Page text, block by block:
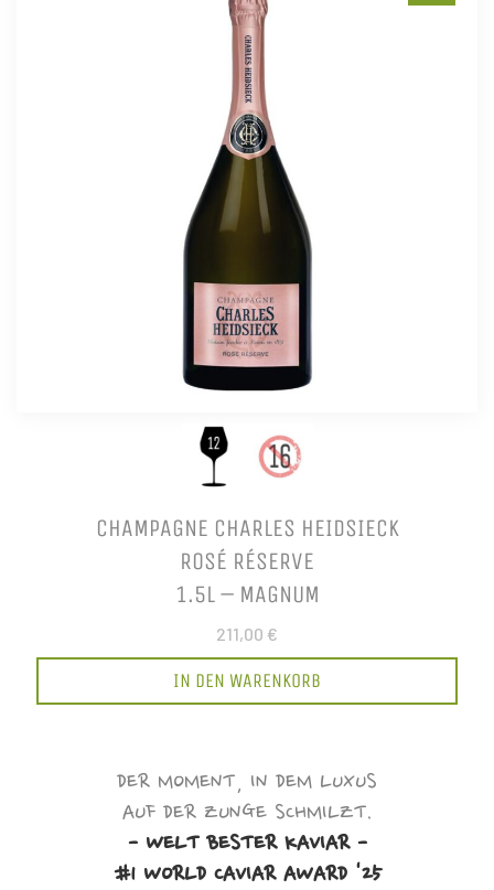
CHAMPAGNE CHARLES HEIDSIECK
ROSÉ RÉSERVE
1.5L – MAGNUM
211,00 €
IN DEN WARENKORB
DER MOMENT, IN DEM LUXUS
AUF DER ZUNGE SCHMILZT.
- WELT BESTER KAVIAR -
#1 WORLD CAVIAR AWARD '25